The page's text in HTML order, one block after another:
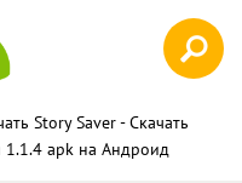
Story Saver - Скачать
1.1.4 apk на Андроид